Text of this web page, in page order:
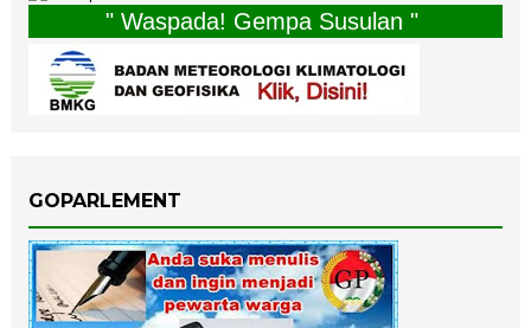
" Waspada! Gempa Susulan "
GOPARLEMENT